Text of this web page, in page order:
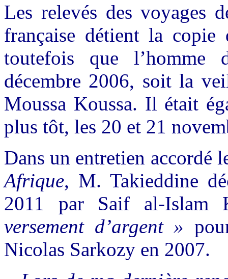
Les relevés des voyages
française détient la copie
toutefois que
décembre 2006, soit la
Moussa Koussa. Il était
plus tôt, les 20 et 21
Dans un entretien accordé
Afrique, M. Takieddine
2011 par Saif al-Islam
versement d’argent »
Nicolas Sarkozy en 2007.